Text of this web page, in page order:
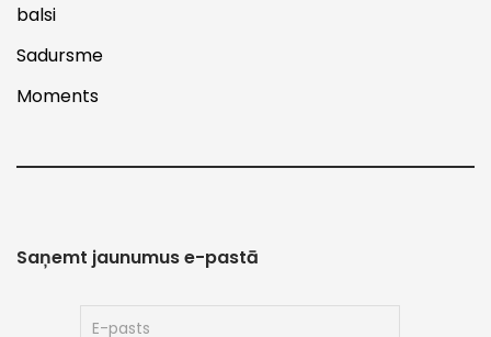
balsi
Sadursme
Moments
Saņemt jaunumus e-pastā